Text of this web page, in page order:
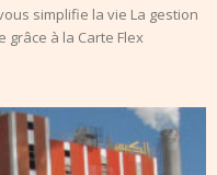
simplifie la vie La gestion
à la Carte Flex